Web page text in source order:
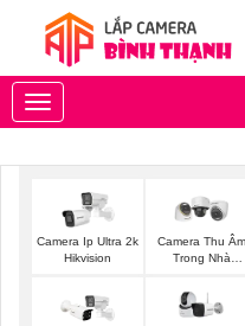
Toggle
navigation
Camera Ip Ultra 2k
Hikvision
Camera Thu Âm
Trong Nhà